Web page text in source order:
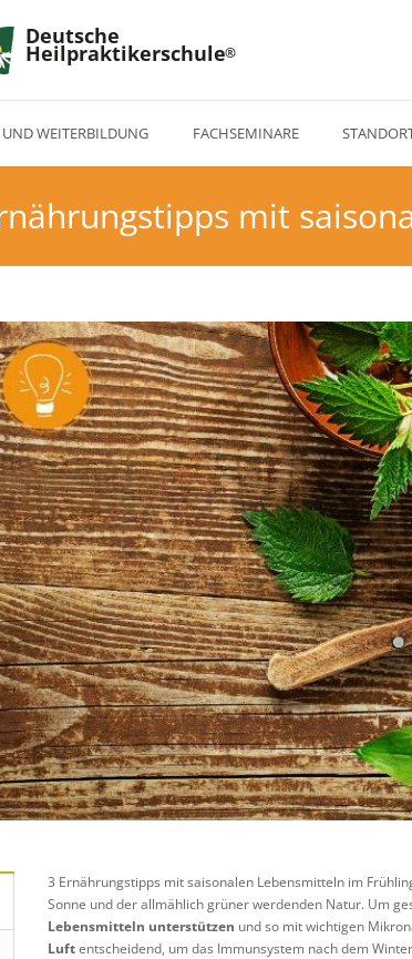
Deutsche
Heilpraktikerschule
WEITERBILDUNG FACHSEMINARE
mit
3 Ernährungstipps mit saisonalen Lebensmitteln im
Sonne und der allmählich grüner werdenden Natur. Um
Lebensmitteln unterstützen und so mit wichtigen
Luftentscheidend, um das Immunsystem nach dem